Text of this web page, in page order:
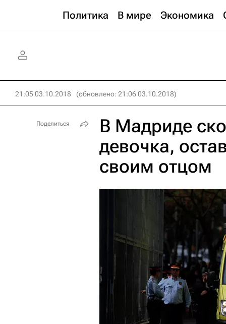
Политика В мире Экономика
21:05 03.10.2018 (обновлено: 21:06 03.10.2018)
В Мадриде
девочка,
своим отцом
Поделиться